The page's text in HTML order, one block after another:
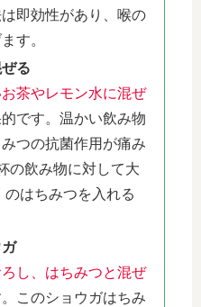
即効性があり、喉の
す。
る
茶やレモン水に混ぜ
です。温かい飲み物
つの抗菌作用が痛み
の飲み物に対して大
のはちみつを入れる
し、はちみつと混ぜ
このショウガはちみ